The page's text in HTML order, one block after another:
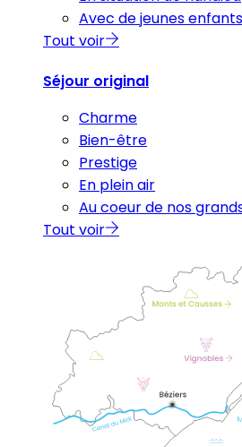
Avec de jeunes enfants
Tout voir
Séjour original
Charme
Bien-être
Prestige
En plein air
Au coeur de nos
Tout voir